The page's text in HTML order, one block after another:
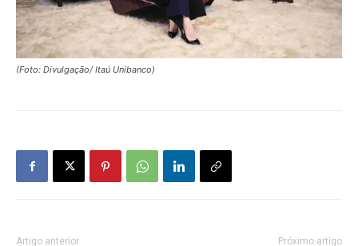
(Foto: Divulgação/ Itaú Unibanco)
Artigo anterior Próximo artigo